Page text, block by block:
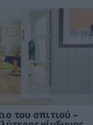
του σπιτιού –